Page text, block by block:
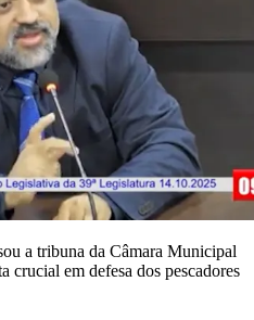
a tribuna da Câmara Municipal
crucial em defesa dos pescadores